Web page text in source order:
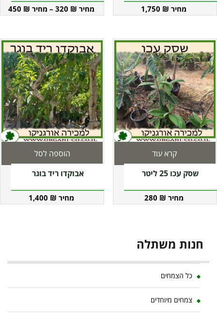
1,750 ₪
320 ₪
–
450 ₪
שסק עכו 25 ליטר
280 ₪
קרא עוד
אבוקדו ריד בוגר
1,400 ₪
הוספה לסל
חנות משתלה
כל הצמחים
צמחים מיוחדים